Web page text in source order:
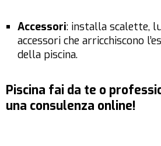
Accessori: installa scalette,
accessori che arricchiscono
della piscina.
Piscina fai da te o
una consulenza online!